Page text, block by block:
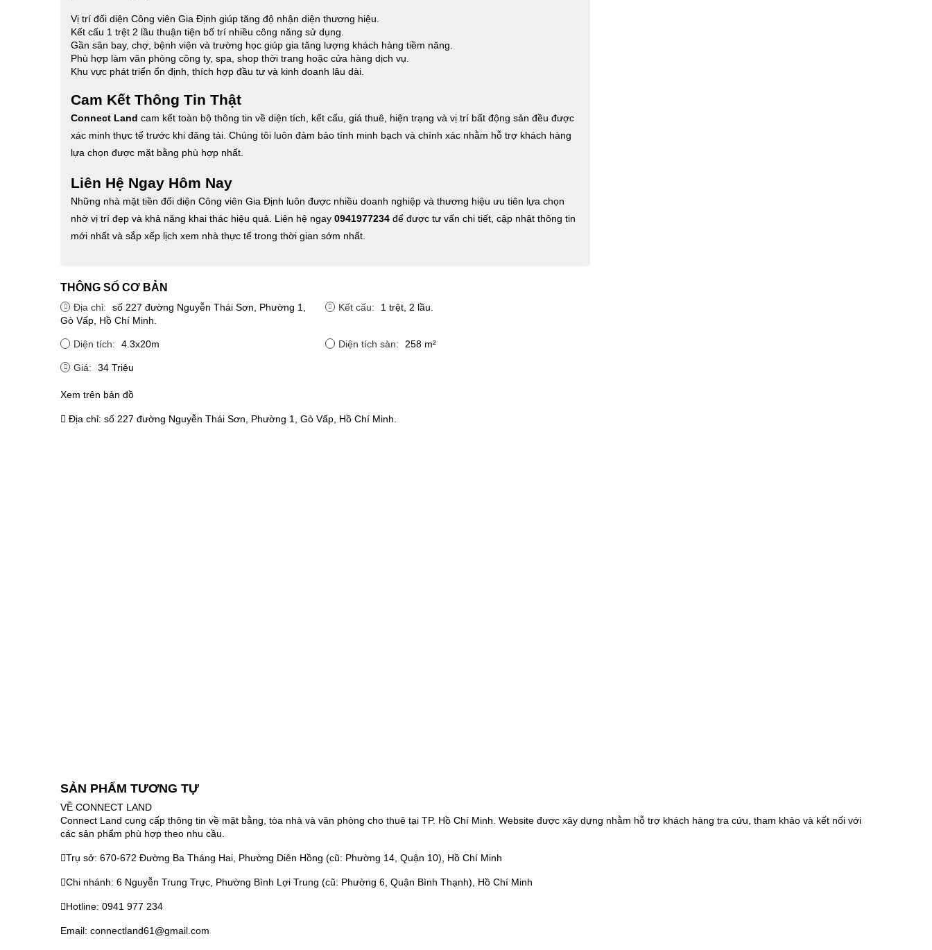
Vị trí đối diện Công viên Gia Định giúp tăng độ nhận diện thương hiệu.
Kết cấu 1 trệt 2 lầu thuận tiện bố trí nhiều công năng sử dụng.
Gần sân bay, chợ, bệnh viện và trường học giúp gia tăng lượng khách hàng tiềm năng.
Phù hợp làm văn phòng công ty, spa, shop thời trang hoặc cửa hàng dịch vụ.
Khu vực phát triển ổn định, thích hợp đầu tư và kinh doanh lâu dài.
Cam Kết Thông Tin Thật
Connect Land cam kết toàn bộ thông tin về diện tích, kết cấu, giá thuê, hiện trạng và vị trí bất động sản đều được
xác minh thực tế trước khi đăng tải. Chúng tôi luôn đảm bảo tính minh bạch và chính xác nhằm hỗ trợ khách hàng
lựa chọn được mặt bằng phù hợp nhất.
Liên Hệ Ngay Hôm Nay
Những nhà mặt tiền đối diện Công viên Gia Định luôn được nhiều doanh nghiệp và thương hiệu ưu tiên lựa chọn
nhờ vị trí đẹp và khả năng khai thác hiệu quả. Liên hệ ngay 0941977234 để được tư vấn chi tiết, cập nhật thông tin
mới nhất và sắp xếp lịch xem nhà thực tế trong thời gian sớm nhất.
THÔNG SỐ CƠ BẢN
Địa chỉ:
số 227 đường Nguyễn Thái Sơn, Phường 1,
Gò Vấp, Hồ Chí Minh.
Kết cấu: 1 trệt, 2 lầu.
Diện tích: 4.3x20m Diện tích sàn: 258 m²
Giá: 34 Triệu
Xem trên bản đồ
Địa chỉ: số 227 đường Nguyễn Thái Sơn, Phường 1, Gò Vấp, Hồ Chí Minh.
SẢN PHẨM TƯƠNG TỰ
VỀ CONNECT LAND
Connect Land cung cấp thông tin về mặt bằng, tòa nhà và văn phòng cho thuê tại TP. Hồ Chí Minh. Website được xây dựng nhằm hỗ trợ khách hàng tra cứu, tham khảo và kết nối với
các sản phẩm phù hợp theo nhu cầu.
Trụ sở: 670-672 Đường Ba Tháng Hai, Phường Diên Hồng (cũ: Phường 14, Quận 10), Hồ Chí Minh
Chi nhánh: 6 Nguyễn Trung Trực, Phường Bình Lợi Trung (cũ: Phường 6, Quận Bình Thạnh), Hồ Chí Minh
Hotline: 0941 977 234
Email: connectland61@gmail.com